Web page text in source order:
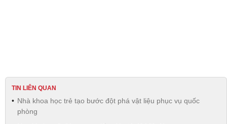
TIN LIÊN QUAN
Nhà khoa học trẻ tạo bước đột phá vật liệu phục vụ quốc
phòng